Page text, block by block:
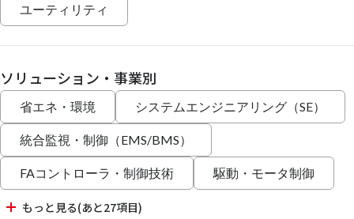
ユーティリティ
ソリューション・事業別
省エネ・環境 システムエンジニアリング（SE）
統合監視・制御（EMS/BMS）
FAコントローラ・制御技術 駆動・モータ制御
もっと見る(あと27項目)